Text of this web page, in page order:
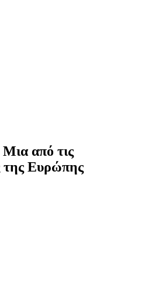
από τις
της Ευρώπης